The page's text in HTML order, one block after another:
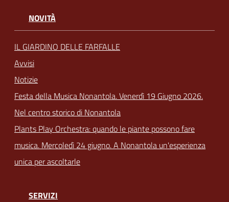
NOVITÀ
IL GIARDINO DELLE FARFALLE
Avvisi
Notizie
Festa della Musica Nonantola. Venerdì 19 Giugno 2026.
Nel centro storico di Nonantola
Plants Play Orchestra: quando le piante possono fare
musica. Mercoledì 24 giugno. A Nonantola un'esperienza
unica per ascoltarle
SERVIZI